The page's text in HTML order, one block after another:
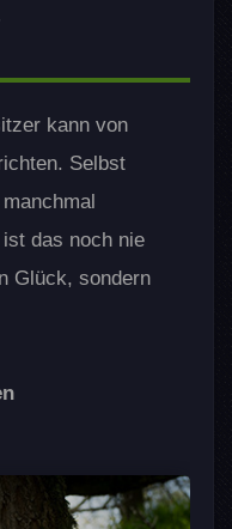
kann von
Selbst
das noch nie
Glück, sondern